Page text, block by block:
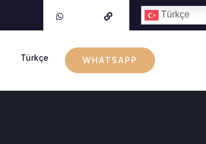
Türkçe
Türkçe WHATSAPP